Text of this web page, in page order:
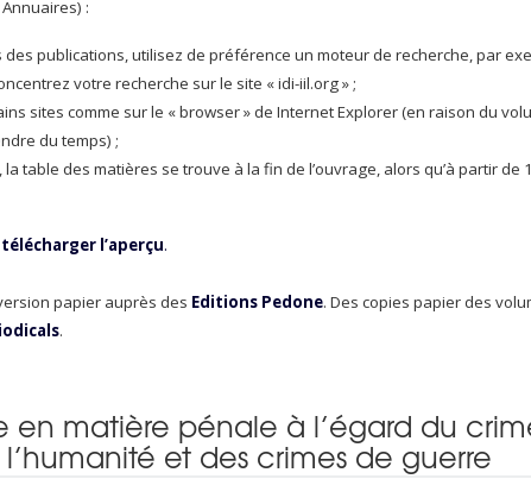
:
publications, utilisez de préférence un moteur de recherche, par
votre recherche sur le site « idi-iil.org » ;
sites comme sur le « browser » de Internet Explorer (en raison du
du temps) ;
table des matières se trouve à la fin de l’ouvrage, alors qu’à partir de
l’aperçu.
papier auprès des Editions Pedone. Des copies papier des
.
en matière pénale à l’égard du
et des crimes de guerre